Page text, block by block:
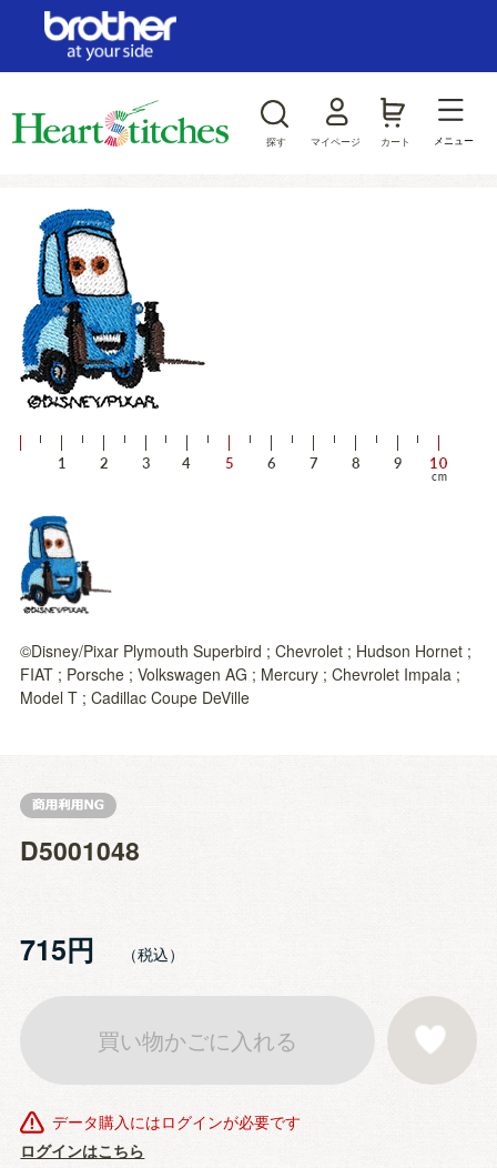
探す マイページ カート メニュー
©Disney/Pixar Plymouth Superbird ; Chevrolet ; Hudson Hornet ;
FIAT ; Porsche ; Volkswagen AG ; Mercury ; Chevrolet Impala ;
Model T ; Cadillac Coupe DeVille
D5001048
715円
データ購入にはログインが必要です
買い物かごに入れる
ログインはこちら
お気に入りに登
ログイン/新規会員登録
ジャンルから探す